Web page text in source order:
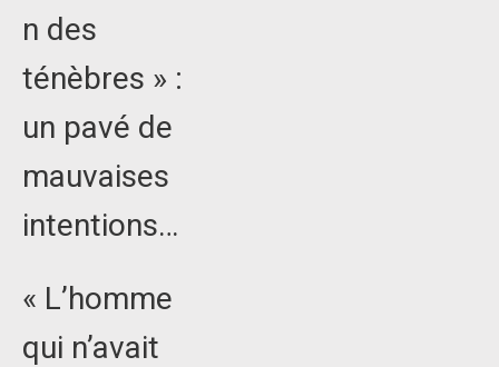
n des
ténèbres » :
un pavé de
mauvaises
intentions…
« L’homme
qui n’avait